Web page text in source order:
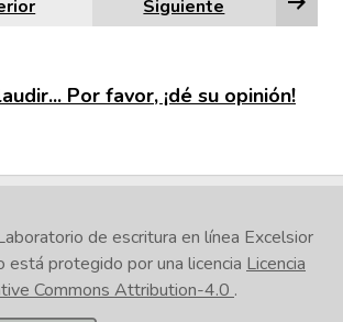
Siguiente
Por favor, ¡dé su opinión!
de escritura en línea Excelsior
está protegido por una licencia Licencia
Commons Attribution-4.0 .